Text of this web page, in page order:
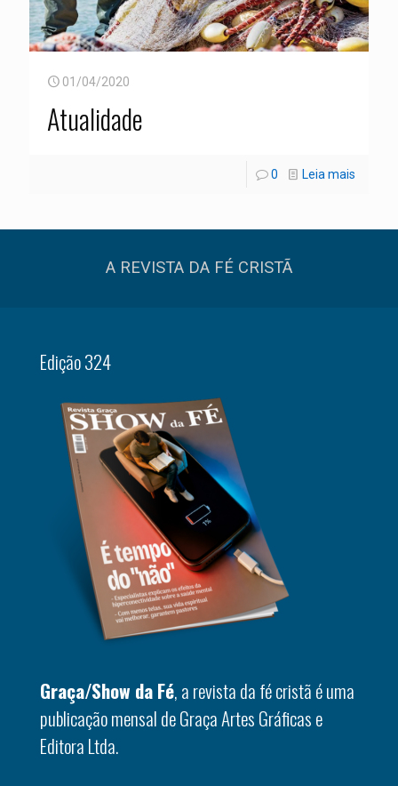
01/04/2020
Atualidade
0 Leia mais
A REVISTA DA FÉ CRISTÃ
Edição 324
Graça/Show da Fé, a revista da fé cristã é uma
publicação mensal de Graça Artes Gráficas e
Editora Ltda.